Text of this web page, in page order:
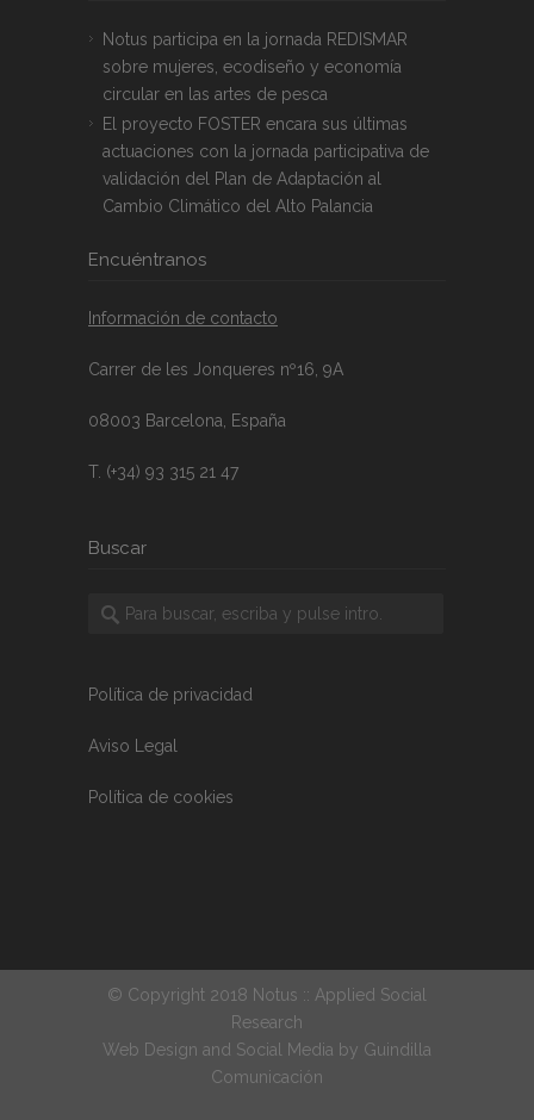
Notus participa en la jornada REDISMAR
sobre mujeres, ecodiseño y economía
circular en las artes de pesca
El proyecto FOSTER encara sus últimas
actuaciones con la jornada participativa de
validación del Plan de Adaptación al
Cambio Climático del Alto Palancia
Encuéntranos
Información de contacto
Carrer de les Jonqueres nº16, 9A
08003 Barcelona, España
T. (+34) 93 315 21 47
Buscar
Política de privacidad
Aviso Legal
Política de cookies
© Copyright 2018 Notus :: Applied Social
Research
Web Design and Social Media by Guindilla
Comunicación